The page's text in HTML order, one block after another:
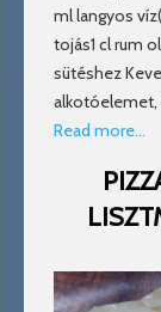
ml langyos
tojás1 cl rum
sütéshez
alkotóelemet,
Read more…